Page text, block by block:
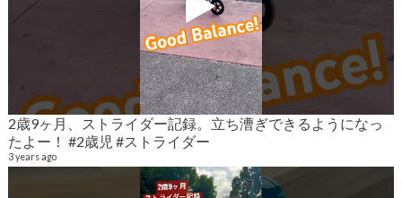
2歳9ヶ月、ストライダー記録。立ち漕ぎできるようになっ
たよー！ #2歳児 #ストライダー
3 years ago